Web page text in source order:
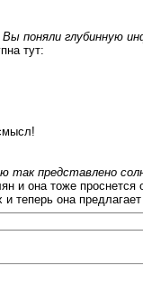
поняли глубинную
тут:
представлено
и она тоже проснется
теперь она